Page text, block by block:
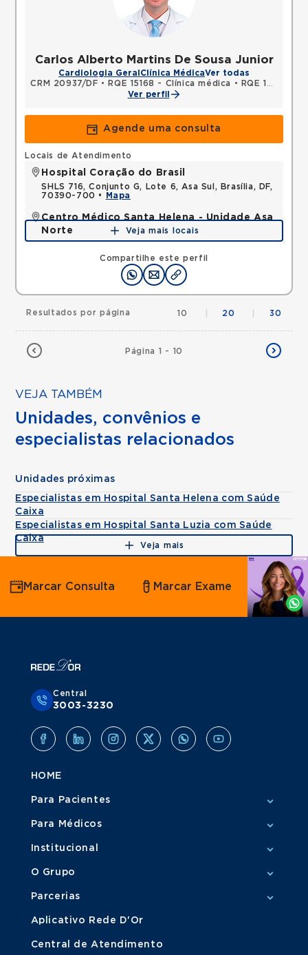
Carlos Alberto Martins De Sousa Junior
Cardiologia Geral Clínica MédicaVer todas
CRM 20937/DF • RQE 15168 - Clínica médica •
RQE 15799 - Cardiologia
Ver perfil
Agende uma consulta
Compartilhe este perfil
Locais de Atendimento
Hospital Coração do Brasil
SHLS 716, Conjunto G, Lote 6, Asa Sul, Brasília, DF,
70390-700 •
Mapa
Centro Médico Santa Helena - Unidade Asa
Norte
SHLN, ASA NORTE, Brasilia, DF, 70770560 •Mapa
Veja mais locais
Página 1 - 10
Resultados por página 10 20 30
VEJA TAMBÉM
Unidades, convênios e
especialistas relacionados
Unidades próximas
Especialistas em Hospital Santa Helena com Saúde
Caixa
Especialistas em Hospital Santa Luzia com Saúde
Caixa
Veja mais
Agende
por
Whatsapp
Marcar Consulta Marcar Exame
Central
3003-3230
HOME
Para Pacientes
Para Médicos
Institucional
O Grupo
Parcerias
Aplicativo Rede D'Or
Central de Atendimento